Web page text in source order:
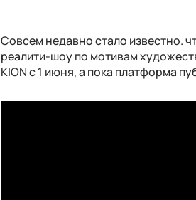
Совсем недавно стало известно.
реалити-шоу по мотивам
KION с 1 июня, а пока платформа